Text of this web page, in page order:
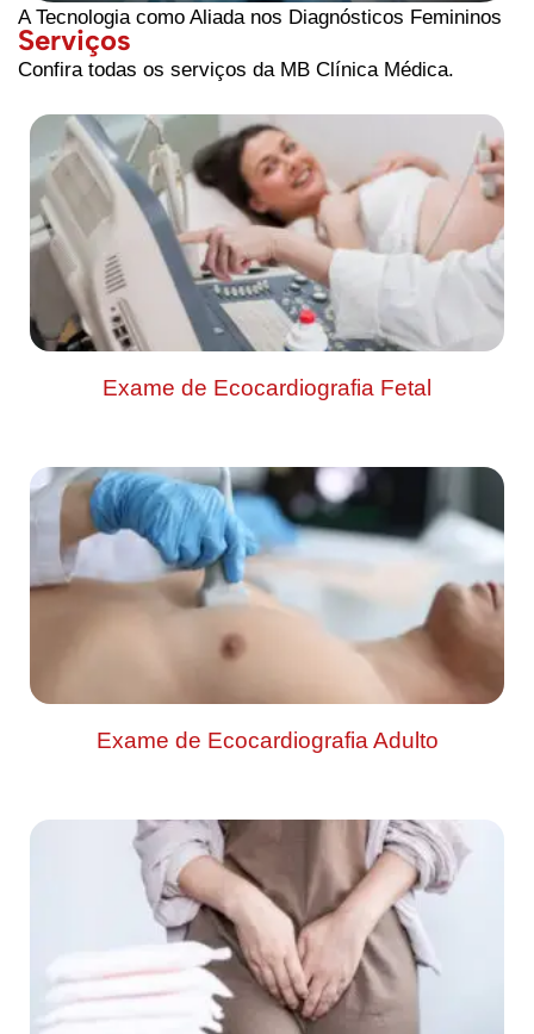
A Tecnologia como Aliada nos Diagnósticos Femininos
Serviços
Confira todas os serviços da MB Clínica Médica.
Exame de Ecocardiografia Fetal
Exame de Ecocardiografia Adulto